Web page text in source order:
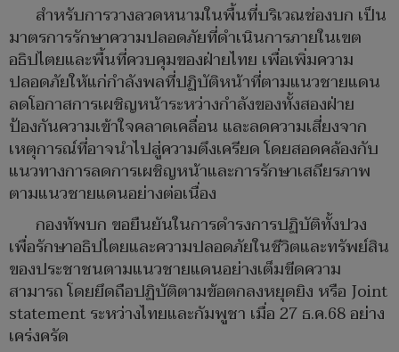
สำหรับการวางลวดหนามในพื้นที่บริเวณช่องบก เป็น
มาตรการรักษาความปลอดภัยที่ดำเนินการภายในเขต
อธิปไตยและพื้นที่ควบคุมของฝ่ายไทย เพื่อเพิ่มความ
ปลอดภัยให้แก่กำลังพลที่ปฏิบัติหน้าที่ตามแนวชายแดน
ลดโอกาสการเผชิญหน้าระหว่างกำลังของทั้งสองฝ่าย
ป้องกันความเข้าใจคลาดเคลื่อน และลดความเสี่ยงจาก
เหตุการณ์ที่อาจนำไปสู่ความตึงเครียด โดยสอดคล้องกับ
แนวทางการลดการเผชิญหน้าและการรักษาเสถียรภาพ
ตามแนวชายแดนอย่างต่อเนื่อง
กองทัพบก ขอยืนยันในการดำรงการปฏิบัติทั้งปวง
เพื่อรักษาอธิปไตยและความปลอดภัยในชีวิตและทรัพย์สิน
ของประชาชนตามแนวชายแดนอย่างเต็มขีดความ
สามารถ โดยยึดถือปฏิบัติตามข้อตกลงหยุดยิง หรือ Joint
statement ระหว่างไทยและกัมพูชา เมื่อ 27 ธ.ค.68 อย่าง
เคร่งครัด